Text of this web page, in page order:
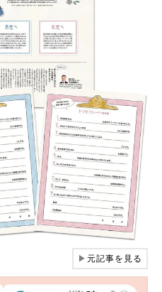
▶元記事を見る